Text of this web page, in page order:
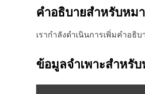
คำอธิบายสำหรับหม
เรากำลังดำเนินการเพิ่มคำอธิ
ข้อมูลจำเพาะสำหรั